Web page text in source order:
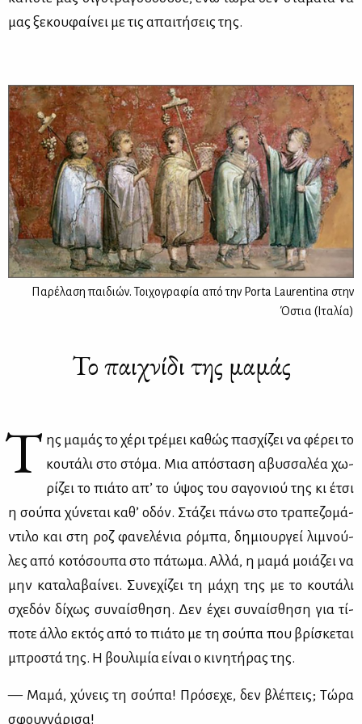
μας ξε­κου­φαί­νει με τις απαι­τή­σεις της.
Παρέλαση παιδιών. Τοιχογραφία από την Porta Laurentina στην
Όστια (Ιταλία)
Το παιχνίδι της μαμάς
Τ ης μα­μάς το χέ­ρι τρέ­μει κα­θώς πα­σχί­ζει να φέ­ρει το
κου­τά­λι στο στό­μα. Μια από­στα­ση αβυσ­σα­λέα χω­
ρί­ζει το πιά­το απ’ το ύψος του σα­γο­νιού της κι έτσι
η σού­πα χύ­νε­ται κα­θ’ οδόν. Στά­ζει πά­νω στο τρα­πε­ζο­μά­
ντι­λο και στη ροζ φα­νε­λέ­νια ρό­μπα, δη­μιουρ­γεί λι­μνού­
λες από κο­τό­σου­πα στο πά­τω­μα. Αλ­λά, η μα­μά μοιά­ζει να
μην κα­τα­λα­βαί­νει. Συ­νε­χί­ζει τη μά­χη της με το κου­τά­λι
σχε­δόν δί­χως συ­ναί­σθη­ση. Δεν έχει συ­ναί­σθη­ση για τί­
πο­τε άλ­λο εκτός από το πιά­το με τη σού­πα που βρί­σκε­ται
μπρο­στά της. Η βου­λι­μία εί­ναι ο κι­νη­τή­ρας της.
— Μα­μά, χύ­νεις τη σού­πα! Πρό­σε­χε, δεν βλέ­πεις; Τώ­ρα
σφουγ­γά­ρι­σα!